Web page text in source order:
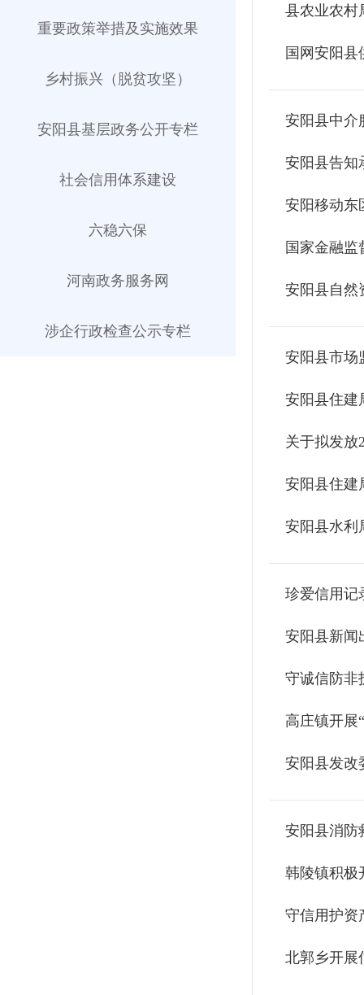
重要政策举措及实施效果
乡村振兴（脱贫攻坚）
安阳县基层政务公开专栏
社会信用体系建设
六稳六保
河南政务服务网
涉企行政检查公示专栏
县农业农村
国网安阳
安阳县中介
安阳县告知
安阳移动东
国家金融
安阳县自然
安阳县市场
安阳县住建
关于拟发放
安阳县住建
安阳县水利
珍爱信用记
安阳县新闻
守诚信防非
高庄镇开展
安阳县发改
安阳县消防
韩陵镇积极
守信用护资
北郭乡开展